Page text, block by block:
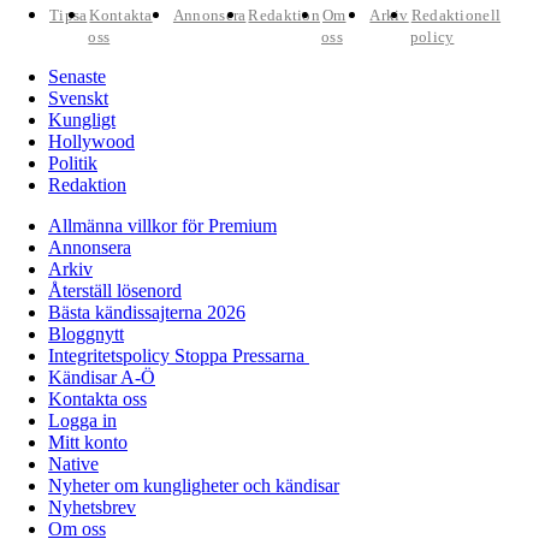
TipsaKontakta
oss
AnnonseraRedaktion Om
oss
Arkiv Redaktionell
policy
Senaste
Svenskt
Kungligt
Hollywood
Politik
Redaktion
Allmänna villkor för Premium
Annonsera
Arkiv
Återställ lösenord
Bästa kändissajterna 2026
Bloggnytt
Integritetspolicy Stoppa Pressarna
Kändisar A-Ö
Kontakta oss
Logga in
Mitt konto
Native
Nyheter om kungligheter och kändisar
Nyhetsbrev
Om oss